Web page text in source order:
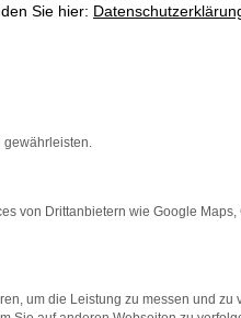
Sie hier:
gewährleisten.
von Drittanbietern wie Google Maps,
um die Leistung zu messen und zu